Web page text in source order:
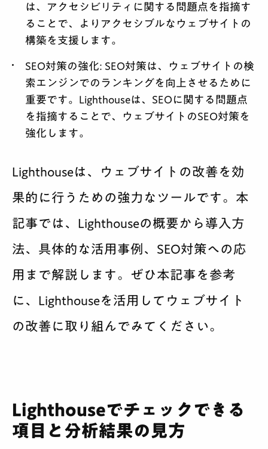
は、アクセシビリティに関する問題点を指摘す
ることで、よりアクセシブルなウェブサイトの
構築を支援します。
SEO対策の強化: SEO対策は、ウェブサイトの検
索エンジンでのランキングを向上させるために
重要です。Lighthouseは、SEOに関する問題点
を指摘することで、ウェブサイトのSEO対策を
強化します。
Lighthouseは、ウェブサイトの改善を効
果的に行うための強力なツールです。本
記事では、Lighthouseの概要から導入方
法、具体的な活用事例、SEO対策への応
用まで解説します。ぜひ本記事を参考
に、Lighthouseを活用してウェブサイト
の改善に取り組んでみてください。
Lighthouseでチェックできる
項目と分析結果の見方